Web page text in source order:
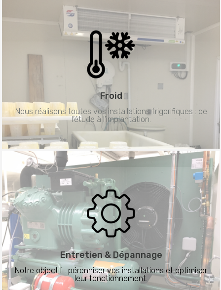
Froid
Nous réalisons toutes vos installations frigorifiques : de
l’étude à l’implantation.
Entretien & Dépannage
Notre objectif : pérenniser vos installations et optimiser
leur fonctionnement.